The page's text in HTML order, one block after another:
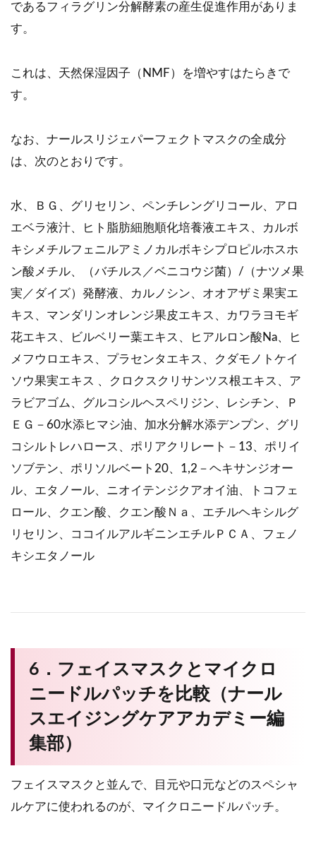
であるフィラグリン分解酵素の産生促進作用がありま
す。
これは、天然保湿因子（NMF）を増やすはたらきで
す。
なお、ナールスリジェパーフェクトマスクの全成分
は、次のとおりです。
水、ＢＧ、グリセリン、ペンチレングリコール、アロ
エベラ液汁、ヒト脂肪細胞順化培養液エキス、カルボ
キシメチルフェニルアミノカルボキシプロピルホスホ
ン酸メチル、（バチルス／ベニコウジ菌）/（ナツメ果
実／ダイズ）発酵液、カルノシン、オオアザミ果実エ
キス、マンダリンオレンジ果皮エキス、カワラヨモギ
花エキス、ビルベリー葉エキス、ヒアルロン酸Na、ヒ
メフウロエキス、プラセンタエキス、クダモノトケイ
ソウ果実エキス 、クロクスクリサンツス根エキス、ア
ラビアゴム、グルコシルヘスペリジン、レシチン、Ｐ
ＥＧ－60水添ヒマシ油、加水分解水添デンプン、グリ
コシルトレハロース、ポリアクリレート－13、ポリイ
ソブテン、ポリソルベート20、1,2－ヘキサンジオー
ル、エタノール、ニオイテンジクアオイ油、トコフェ
ロール、クエン酸、クエン酸Ｎａ、エチルヘキシルグ
リセリン、ココイルアルギニンエチルＰＣＡ、フェノ
キシエタノール
6．フェイスマスクとマイクロ
ニードルパッチを比較（ナール
スエイジングケアアカデミー編
集部）
フェイスマスクと並んで、目元や口元などのスペシャ
ルケアに使われるのが、マイクロニードルパッチ。